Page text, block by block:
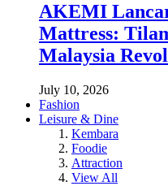
AKEMI
Mattress:
Malaysia
July 10, 2026
Fashion
Leisure & Dine
Kembara
Foodie
Attraction
View All